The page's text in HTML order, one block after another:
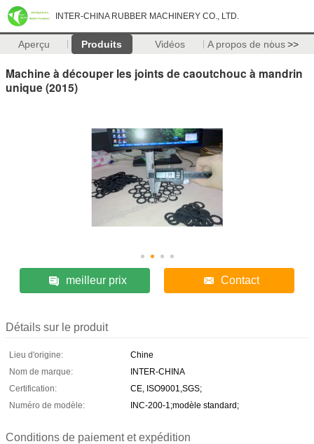
INTER-CHINA RUBBER MACHINERY CO., LTD.
Aperçu Produits Vidéos A propos de nous>>
Machine à découper les joints de caoutchouc à mandrin
unique (2015)
meilleur prix Contact
Détails sur le produit
Lieu d'origine:
Chine
Nom de marque:
INTER-CHINA
Certification:
CE, ISO9001,SGS;
Numéro de modèle:
INC-200-1;modèle standard;
Conditions de paiement et expédition